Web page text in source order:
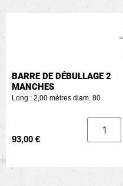
BARRE DE DÉBULLAGE 2
MANCHES
Long : 2,00 mètres diam. 80
93,00 €